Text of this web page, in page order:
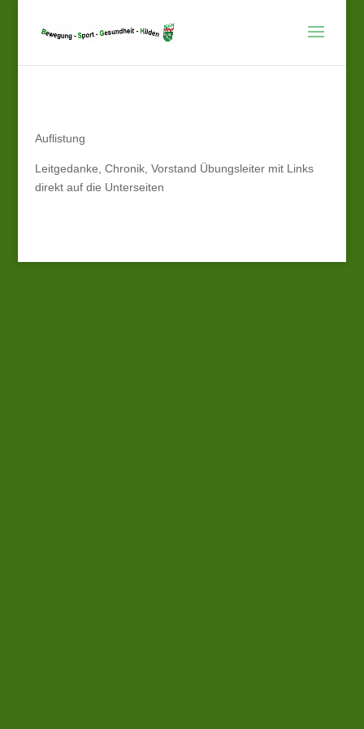
Auflistung
Leitgedanke, Chronik, Vorstand Übungsleiter mit Links
direkt auf die Unterseiten